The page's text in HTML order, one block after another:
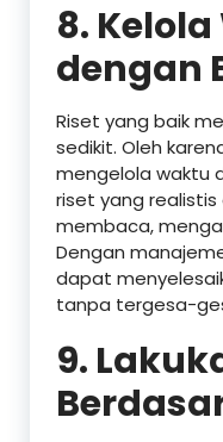
8.
dengan
Riset yang baik
sedikit. Oleh
mengelola waktu
riset yang
membaca,
Dengan
dapat
tanpa tergesa-
9.